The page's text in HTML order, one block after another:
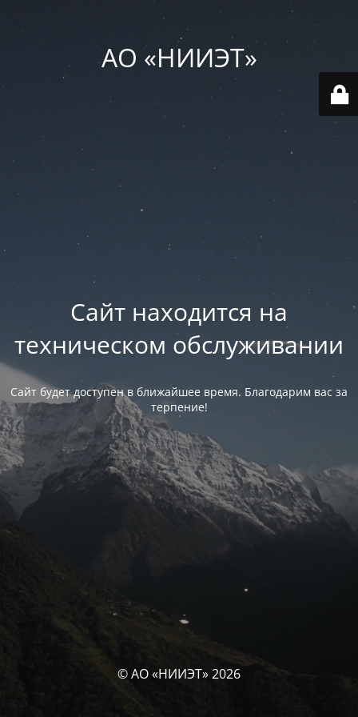
АО «НИИЭТ»
Сайт находится на
техническом обслуживании
Сайт будет доступен в ближайшее время. Благодарим вас за
терпение!
© АО «НИИЭТ» 2026